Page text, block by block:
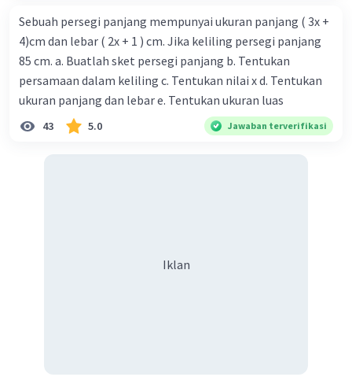
Sebuah persegi panjang mempunyai ukuran panjang ( 3x +
4)cm dan lebar ( 2x + 1 ) cm. Jika keliling persegi panjang
85 cm. a. Buatlah sket persegi panjang b. Tentukan
persamaan dalam keliling c. Tentukan nilai x d. Tentukan
ukuran panjang dan lebar e. Tentukan ukuran luas
43 5.0 Jawaban terverifikasi
Iklan